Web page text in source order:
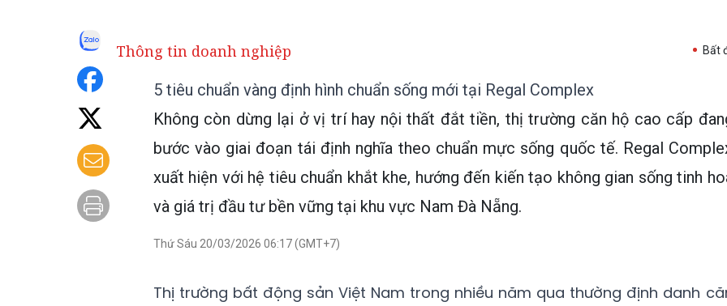
Thông tin doanh nghiệp Bất
5 tiêu chuẩn vàng định hình chuẩn sống mới tại Regal Complex
Không còn dừng lại ở vị trí hay nội thất đắt tiền, thị trường căn hộ cao cấp
bước vào giai đoạn tái định nghĩa theo chuẩn mực sống quốc tế. Regal
xuất hiện với hệ tiêu chuẩn khắt khe, hướng đến kiến tạo không gian sống tinh
và giá trị đầu tư bền vững tại khu vực Nam Đà Nẵng.
Thứ Sáu 20/03/2026 06:17 (GMT+7)
Thị trường bất động sản Việt Nam trong nhiều năm qua thường định danh